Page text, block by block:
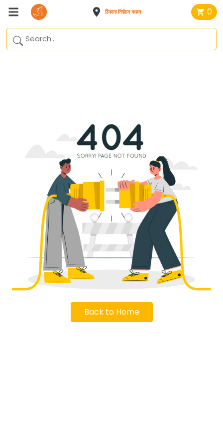
ঠিকানা নির্বাচন করুন 0
Back to Home